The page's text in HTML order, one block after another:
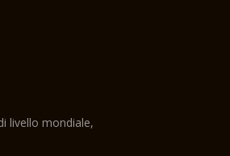
livello mondiale,